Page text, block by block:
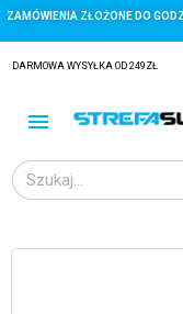
ZAMÓWIENIA ZŁOŻONE DO
DARMOWA WYSYŁKA OD 249ZŁ